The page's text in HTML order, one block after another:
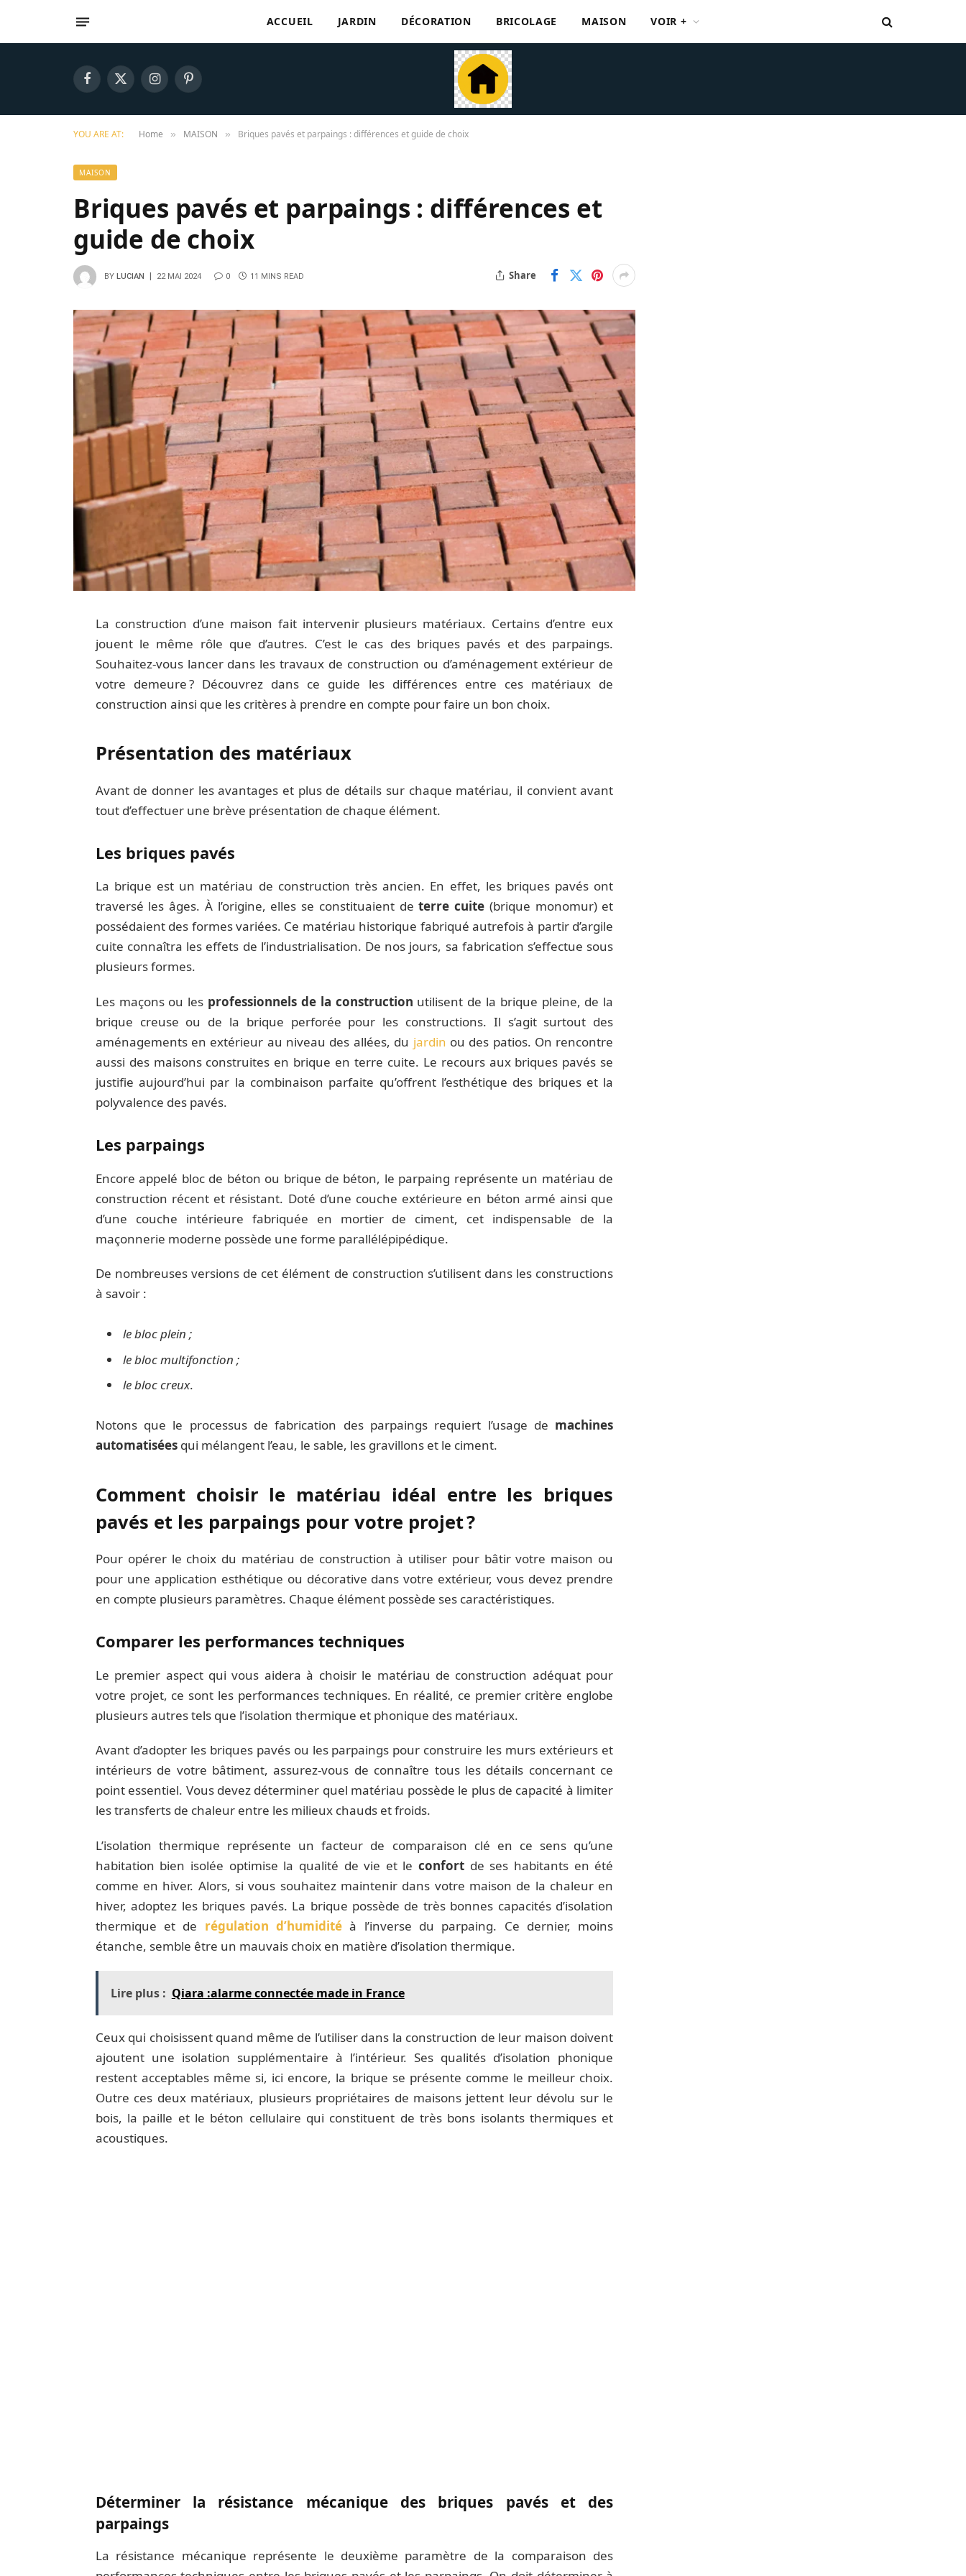
ACCUEIL JARDIN DÉCORATION BRICOLAGE MAISON VOIR +
Facebook
X
InstagramPinterest
YOU ARE AT: Home » MAISON » Briques pavés et parpaings : différences et guide de choix
MAISON
Briques pavés et parpaings : différences et
guide de choix
BY LUCIAN 22 MAI 2024 0 11 MINS READ Share
La construction d’une maison fait intervenir plusieurs matériaux. Certains d’entre eux
jouent le même rôle que d’autres. C’est le cas des briques pavés et des parpaings.
Souhaitez-vous lancer dans les travaux de construction ou d’aménagement extérieur de
votre demeure ? Découvrez dans ce guide les différences entre ces matériaux de
construction ainsi que les critères à prendre en compte pour faire un bon choix.
Présentation des matériaux
Avant de donner les avantages et plus de détails sur chaque matériau, il convient avant
tout d’effectuer une brève présentation de chaque élément.
Les briques pavés
La brique est un matériau de construction très ancien. En effet, les briques pavés ont
traversé les âges. À l’origine, elles se constituaient deterre cuite (brique monomur) et
possédaient des formes variées. Ce matériau historique fabriqué autrefois à partir d’argile
cuite connaîtra les effets de l’industrialisation. De nos jours, sa fabrication s’effectue sous
plusieurs formes.
Les maçons ou les professionnels de la construction utilisent de la brique pleine, de la
brique creuse ou de la brique perforée pour les constructions. Il s’agit surtout des
aménagements en extérieur au niveau des allées, du jardin ou des patios. On rencontre
aussi des maisons construites en brique en terre cuite. Le recours aux briques pavés se
justifie aujourd’hui par la combinaison parfaite qu’offrent l’esthétique des briques et la
polyvalence des pavés.
Les parpaings
Encore appelé bloc de béton ou brique de béton, le parpaing représente un matériau de
construction récent et résistant. Doté d’une couche extérieure en béton armé ainsi que
d’une couche intérieure fabriquée en mortier de ciment, cet indispensable de la
maçonnerie moderne possède une forme parallélépipédique.
De nombreuses versions de cet élément de construction s’utilisent dans les constructions
à savoir :
le bloc plein ;
le bloc multifonction ;
le bloc creux.
Notons que le processus de fabrication des parpaings requiert l’usage de machines
automatisées qui mélangent l’eau, le sable, les gravillons et le ciment.
Comment choisir le matériau idéal entre les briques
pavés et les parpaings pour votre projet ?
Pour opérer le choix du matériau de construction à utiliser pour bâtir votre maison ou
pour une application esthétique ou décorative dans votre extérieur, vous devez prendre
en compte plusieurs paramètres. Chaque élément possède ses caractéristiques.
Comparer les performances techniques
Le premier aspect qui vous aidera à choisir le matériau de construction adéquat pour
votre projet, ce sont les performances techniques. En réalité, ce premier critère englobe
plusieurs autres tels que l’isolation thermique et phonique des matériaux.
Avant d’adopter les briques pavés ou les parpaings pour construire les murs extérieurs et
intérieurs de votre bâtiment, assurez-vous de connaître tous les détails concernant ce
point essentiel. Vous devez déterminer quel matériau possède le plus de capacité à limiter
les transferts de chaleur entre les milieux chauds et froids.
L’isolation thermique représente un facteur de comparaison clé en ce sens qu’une
habitation bien isolée optimise la qualité de vie et leconfort de ses habitants en été
comme en hiver. Alors, si vous souhaitez maintenir dans votre maison de la chaleur en
hiver, adoptez les briques pavés. La brique possède de très bonnes capacités d’isolation
thermique et de régulation d’humidité à l’inverse du parpaing. Ce dernier, moins
étanche, semble être un mauvais choix en matière d’isolation thermique.
Lire plus : Qiara :alarme connectée made in France
Ceux qui choisissent quand même de l’utiliser dans la construction de leur maison doivent
ajoutent une isolation supplémentaire à l’intérieur. Ses qualités d’isolation phonique
restent acceptables même si, ici encore, la brique se présente comme le meilleur choix.
Outre ces deux matériaux, plusieurs propriétaires de maisons jettent leur dévolu sur le
bois, la paille et le béton cellulaire qui constituent de très bons isolants thermiques et
acoustiques.
Déterminer la résistance mécanique des briques pavés et des
parpaings
La résistance mécanique représente le deuxième paramètre de la comparaison des